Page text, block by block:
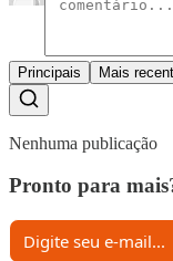
Principais Mais
Nenhuma publicação
Pronto para